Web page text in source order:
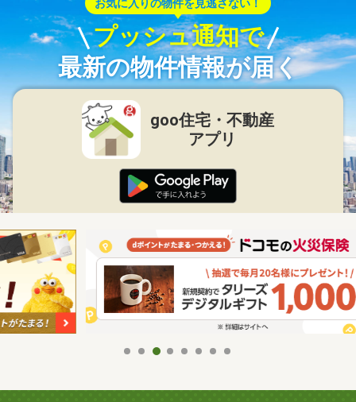
お気に入りの物件を見逃さない！
プッシュ通知で
最新の物件情報が届く
goo住宅・不動産
アプリ